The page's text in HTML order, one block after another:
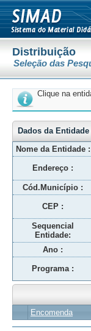
Distribuição
Seleção das
Clique na
Dados da Entidade
Nome da Entidade :
Endereço :
Cód.Município :
CEP :
Sequencial
Entidade:
Ano :
Programa :
Encomenda